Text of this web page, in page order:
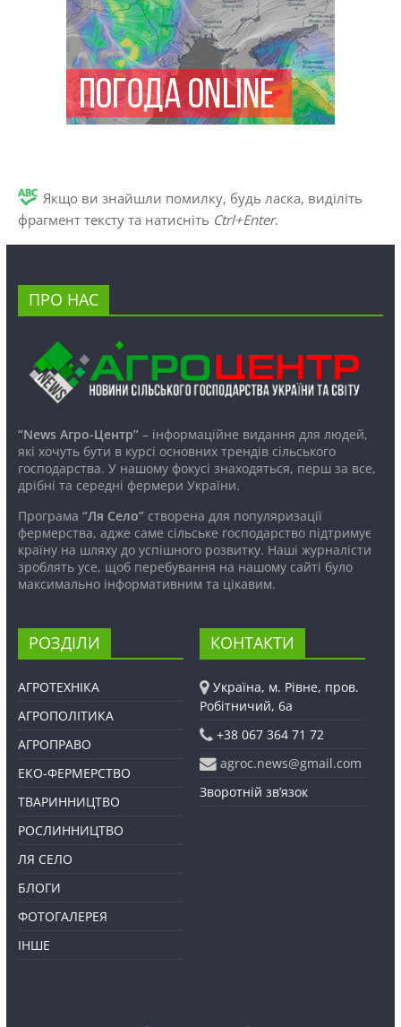
Якщо ви знайшли помилку, будь ласка, виділіть
фрагмент тексту та натисніть Ctrl+Enter.
ПРО НАС
“News Агро-Центр”– інформаційне видання для людей,
які хочуть бути в курсі основних трендів сільського
господарства. У нашому фокусі знаходяться, перш за все,
дрібні та середні фермери України.
Програма “Ля Село”створена для популяризації
фермерства, адже саме сільське господарство підтримує
країну на шляху до успішного розвитку. Наші журналісти
зроблять усе, щоб перебування на нашому сайті було
максимально інформативним та цікавим.
РОЗДІЛИ
АГРОТЕХНІКА
АГРОПОЛІТИКА
АГРОПРАВО
ЕКО-ФЕРМЕРСТВО
ТВАРИННИЦТВО
РОСЛИННИЦТВО
ЛЯ СЕЛО
БЛОГИ
ФОТОГАЛЕРЕЯ
ІНШЕ
КОНТАКТИ
Україна, м. Рівне, пров.
Робітничий, 6а
+38 067 364 71 72
agroc.news@gmail.com
Зворотній зв’язок